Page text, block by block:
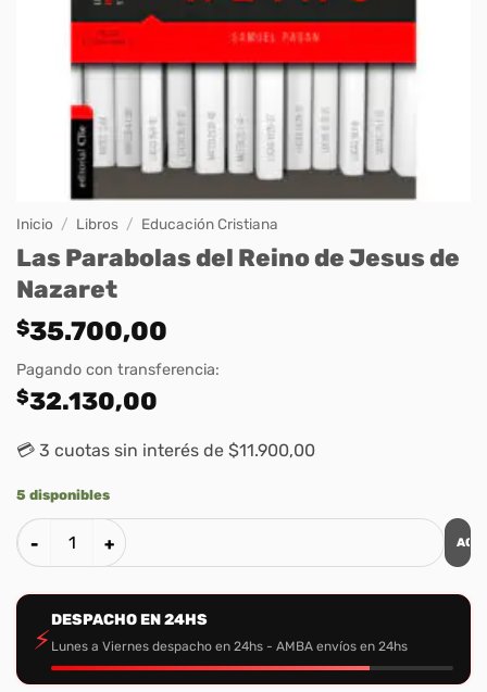
Inicio / Libros / Educación Cristiana
Las Parabolas del Reino de Jesus de
Nazaret
$35.700,00
Pagando con transferencia:
$32.130,00
💳 3 cuotas sin interés de $11.900,00
5 disponibles
Las Parabolas del Reino de Jesus de Nazaret cantidad
⚡
DESPACHO EN 24HS
Lunes a Viernes despacho en 24hs - AMBA envíos en 24hs